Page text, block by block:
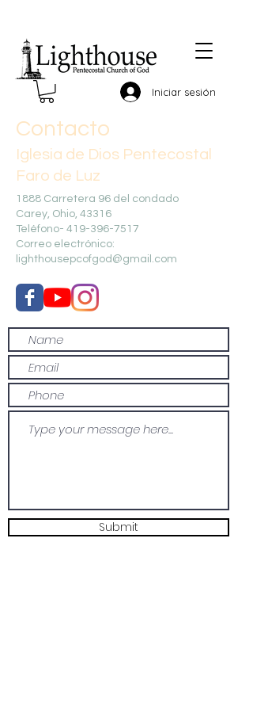
Iniciar sesión
Contacto
Iglesia de Dios Pentecostal
Faro de Luz
1888 Carretera 96 del condado
Carey, Ohio, 43316
Teléfono- 419-396-7517
Correo electrónico:
lighthousepcofgod@gmail.com
Submit